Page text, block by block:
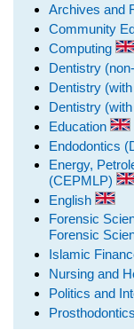
Archives and
Community
Computing
Dentistry
Dentistry
Dentistry
Education
Endodontics
Energy,
(CEPMLP)
English
Forensic
Forensic
Islamic
Nursing and
Politics and
Prosthodontics